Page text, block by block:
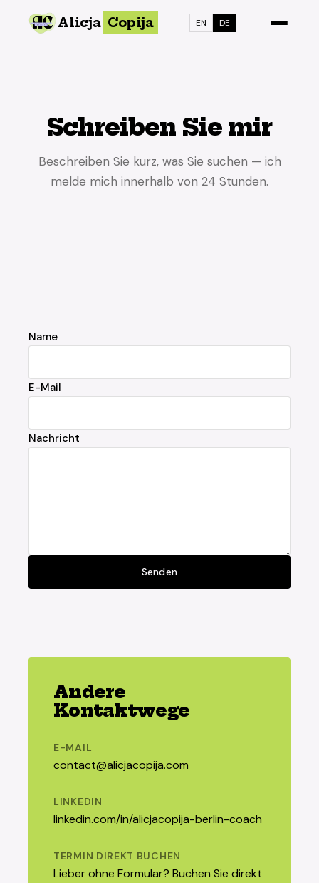
Alicja Copija EN DE
Schreiben Sie mir
Beschreiben Sie kurz, was Sie suchen — ich
melde mich innerhalb von 24 Stunden.
Name
E-Mail
Nachricht
Senden
Andere
Kontaktwege
E-MAIL
contact@alicjacopija.com
LINKEDIN
linkedin.com/in/alicjacopija-berlin-coach
TERMIN DIREKT BUCHEN
Lieber ohne Formular? Buchen Sie direkt